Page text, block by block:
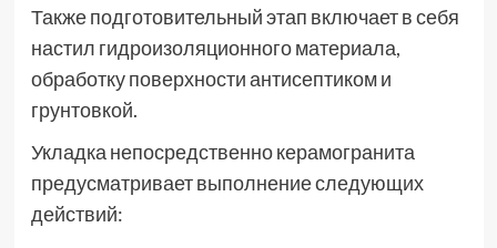
Также подготовительный этап включает в себя
настил гидроизоляционного материала,
обработку поверхности антисептиком и
грунтовкой.
Укладка непосредственно керамогранита
предусматривает выполнение следующих
действий: